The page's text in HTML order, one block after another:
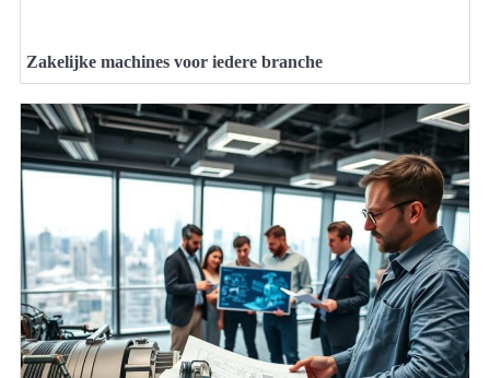
Zakelijke machines voor iedere branche